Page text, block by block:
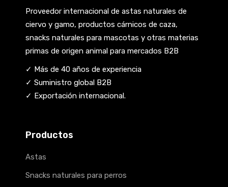
Proveedor internacional de astas naturales de
ciervo y gamo, productos cárnicos de caza,
snacks naturales para mascotas y otras materias
primas de origen animal para mercados B2B
✓ Más de 40 años de experiencia
✓ Suministro global B2B
✓ Exportación internacional.
Productos
Astas
Snacks naturales para perros